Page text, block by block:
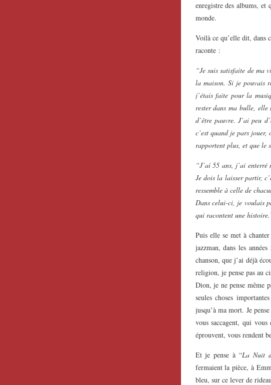
enregistre des albums, et
monde.
Voilà ce qu’elle dit, dans
raconte :
“Je suis satisfaite de ma
la maison. Si je pouvais
j’étais faite pour la
rester dans ma bulle,
d’être pauvre. J’ai peu
c’est quand je pars
rapportent plus, et que le
“J’ai 55 ans, j’ai
Je dois la laisser partir,
ressemble à celle de
Dans celui-ci, je voulais
qui racontent une
Puis elle se met à
jazzman, dans les
chanson, que j’ai déjà
religion, je pense pas au
Dion, je ne pense même
seules choses
jusqu’à ma mort. Je
vous saccagent, qui
éprouvent, vous rendent
Et je pense à “La Nuit
fermaient la pièce, à
bleu, sur ce lever de